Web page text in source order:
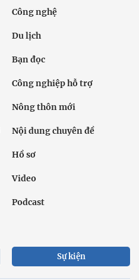
Công nghệ
Du lịch
Bạn đọc
Công nghiệp hỗ trợ
Nông thôn mới
Nội dung chuyên đề
Hồ sơ
Video
Podcast
Sự kiện